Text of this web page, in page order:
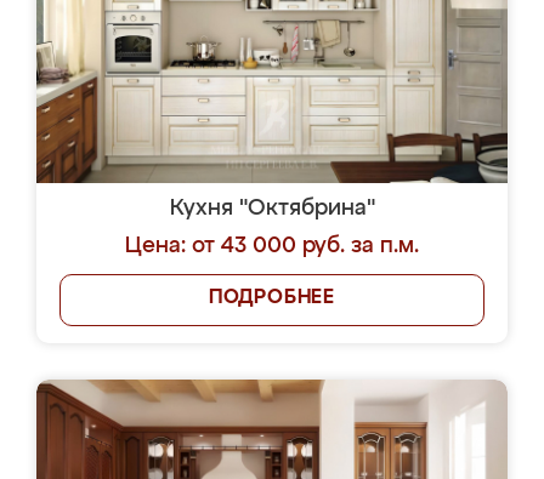
Кухня "Октябрина"
Цена: от 43 000 руб. за п.м.
ПОДРОБНЕЕ